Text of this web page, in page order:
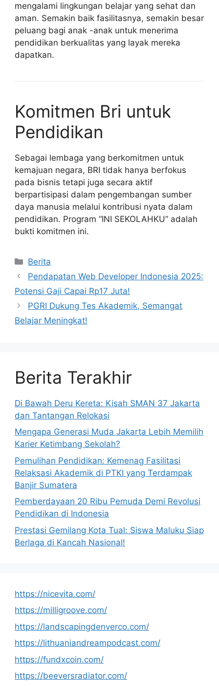
mengalami lingkungan belajar yang sehat dan
aman. Semakin baik fasilitasnya, semakin besar
peluang bagi anak -anak untuk menerima
pendidikan berkualitas yang layak mereka
dapatkan.
Komitmen Bri untuk
Pendidikan
Sebagai lembaga yang berkomitmen untuk
kemajuan negara, BRI tidak hanya berfokus
pada bisnis tetapi juga secara aktif
berpartisipasi dalam pengembangan sumber
daya manusia melalui kontribusi nyata dalam
pendidikan. Program “INI SEKOLAHKU” adalah
bukti komitmen ini.
Kategori
Berita
Pendapatan Web Developer Indonesia 2025:
Potensi Gaji Capai Rp17 Juta!
PGRI Dukung Tes Akademik, Semangat
Belajar Meningkat!
Berita Terakhir
Di Bawah Deru Kereta: Kisah SMAN 37 Jakarta
dan Tantangan Relokasi
Mengapa Generasi Muda Jakarta Lebih Memilih
Karier Ketimbang Sekolah?
Pemulihan Pendidikan: Kemenag Fasilitasi
Relaksasi Akademik di PTKI yang Terdampak
Banjir Sumatera
Pemberdayaan 20 Ribu Pemuda Demi Revolusi
Pendidikan di Indonesia
Prestasi Gemilang Kota Tual: Siswa Maluku Siap
Berlaga di Kancah Nasional!
https://nicevita.com/
https://milligroove.com/
https://landscapingdenverco.com/
https://lithuaniandreampodcast.com/
https://fundxcoin.com/
https://beeversradiator.com/